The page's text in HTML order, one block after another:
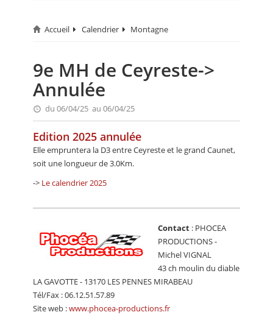
CIRCUIT
RALLYE
MONTAGNE
EVÈNEMENTS
CALENDRIER
FOCUS
PETITES ANNONCES
Accueil Calendrier Montagne
9e MH de Ceyreste->
Annulée
du 06/04/25 au 06/04/25
Edition 2025 annulée
Elle empruntera la D3 entre Ceyreste et le grand Caunet,
soit une longueur de 3.0Km.
-> Le calendrier 2025
Contact : PHOCEA
PRODUCTIONS -
Michel VIGNAL
43 ch moulin du diable
LA GAVOTTE - 13170 LES PENNES MIRABEAU
Tél/Fax : 06.12.51.57.89
Site web :www.phocea-productions.fr